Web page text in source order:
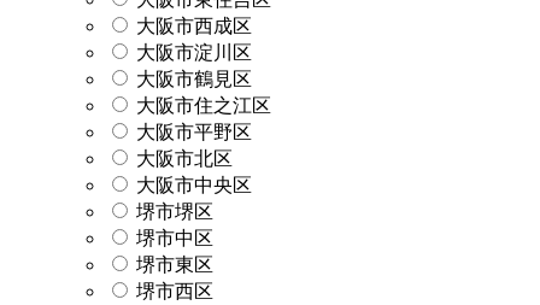
大阪市西成区
大阪市淀川区
大阪市鶴見区
大阪市住之江区
大阪市平野区
大阪市北区
大阪市中央区
堺市堺区
堺市中区
堺市東区
堺市西区